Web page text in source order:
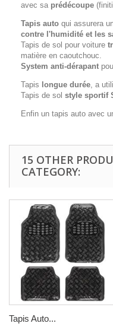
avec sa prédécoupe
Tapis auto qui assurera
contre l'humidité et les
Tapis de sol pour voiture
matière en caoutchouc.
System anti-dérapant
Tapis longue durée, a
Tapis de sol style sportif
Enfin un tapis auto avec
15 OTHER
CATEGORY:
Tapis Auto...